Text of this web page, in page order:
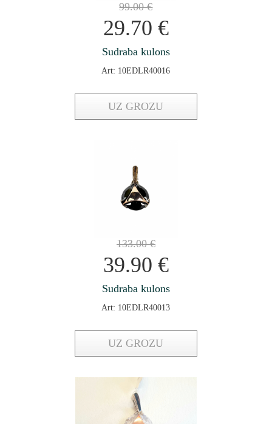
99.00€
29.70 €
Sudraba kulons
Art: 10EDLR40016
UZ GROZU
133.00€
39.90 €
Sudraba kulons
Art: 10EDLR40013
UZ GROZU